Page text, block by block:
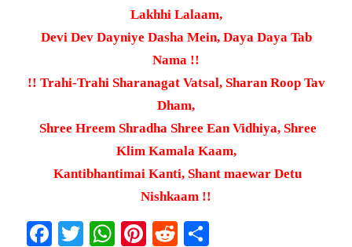
Lakhhi Lalaam,
Devi Dev Dayniye Dasha Mein, Daya Daya Tab
Nama !!
!! Trahi-Trahi Sharanagat Vatsal, Sharan Roop Tav
Dham,
Shree Hreem Shradha Shree Ean Vidhiya, Shree
Klim Kamala Kaam,
Kantibhantimai Kanti, Shant maewar Detu
Nishkaam !!
F T W Pi R